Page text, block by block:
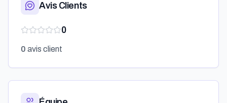
Avis Clients
0
0 avis client